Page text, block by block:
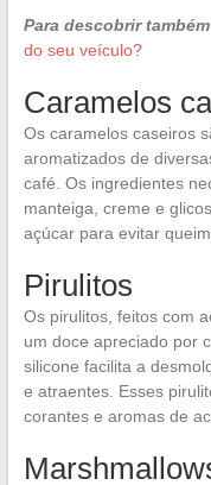
Para descobrir
do seu veículo?
Caramelos
Os caramelos caseiros
aromatizados de
café. Os ingredientes
manteiga, creme e
açúcar para evitar
Pirulitos
Os pirulitos, feitos com
um doce apreciado por
silicone facilita a
e atraentes. Esses
corantes e aromas de